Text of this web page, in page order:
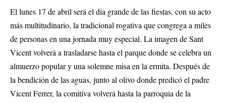
El lunes 17 de abril será el día grande de las fiestas, con su acto
más multitudinario, la tradicional rogativa que congrega a miles
de personas en una jornada muy especial. La imagen de Sant
Vicent volverá a trasladarse hasta el parque donde se celebra un
almuerzo popular y una solemne misa en la ermita. Después de
la bendición de las aguas, junto al olivo donde predicó el padre
Vicent Ferrer, la comitiva volverá hasta la parroquia de la